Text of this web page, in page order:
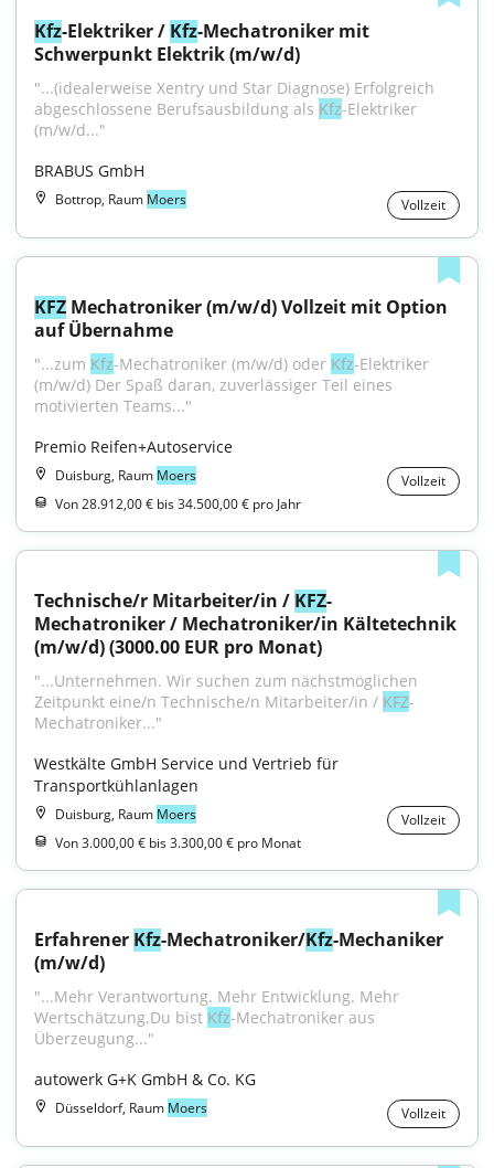
Kfz-Elektriker / Kfz-Mechatroniker mit
Schwerpunkt Elektrik (m/w/d)
"...(idealerweise Xentry und Star Diagnose) Erfolgreich
abgeschlossene Berufsausbildung als Kfz-Elektriker
(m/w/d..."
BRABUS GmbH
Bottrop, Raum Moers Vollzeit
KFZ Mechatroniker (m/w/d) Vollzeit mit Option
auf Übernahme
"...zum Kfz-Mechatroniker (m/w/d) oder Kfz-Elektriker
(m/w/d) Der Spaß daran, zuverlässiger Teil eines
motivierten Teams..."
Premio Reifen+Autoservice
Duisburg, Raum Moers
Vollzeit
Von 28.912,00 € bis 34.500,00 € pro Jahr
Technische/r Mitarbeiter/in / KFZ-
Mechatroniker / Mechatroniker/in Kältetechnik
(m/w/d) (3000.00 EUR pro Monat)
"...Unternehmen. Wir suchen zum nächstmöglichen
Zeitpunkt eine/n Technische/n Mitarbeiter/in / KFZ-
Mechatroniker..."
Westkälte GmbH Service und Vertrieb für
Transportkühlanlagen
Duisburg, Raum Moers
Vollzeit
Von 3.000,00 € bis 3.300,00 € pro Monat
Erfahrener Kfz-Mechatroniker/Kfz-Mechaniker
(m/w/d)
"...Mehr Verantwortung. Mehr Entwicklung. Mehr
Wertschätzung.Du bist Kfz-Mechatroniker aus
Überzeugung..."
autowerk G+K GmbH & Co. KG
Düsseldorf, Raum Moers Vollzeit